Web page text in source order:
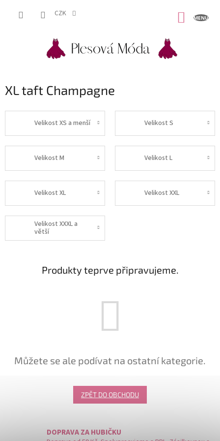
CZK
XL taft Champagne
Velikost XS a menší Velikost S
Velikost M Velikost L
Velikost XL Velikost XXL
Velikost XXXL a
větší
Produkty teprve připravujeme.
Můžete se ale podívat na ostatní kategorie.
ZPĚT DO OBCHODU
DOPRAVA ZA HUBIČKU